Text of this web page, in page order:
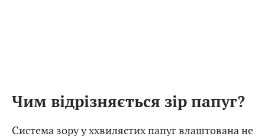
Чим відрізняється зір папуг?
Система зору у ххвилястих папуг влаштована не